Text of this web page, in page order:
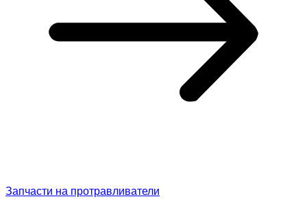
Запчасти на протравливатели